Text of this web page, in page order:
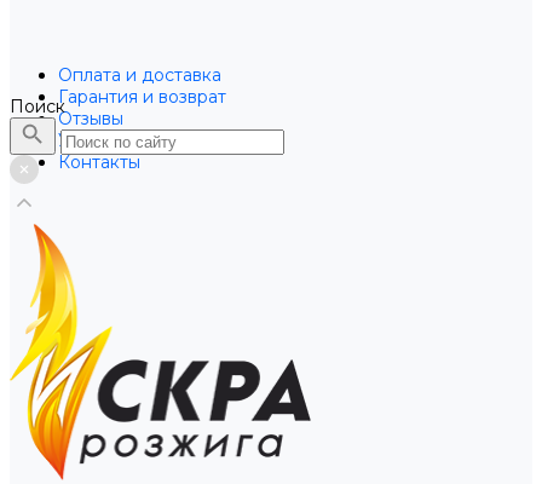
Оплата и доставка
Гарантия и возврат
Отзывы
Услуги
Контакты
Поиск